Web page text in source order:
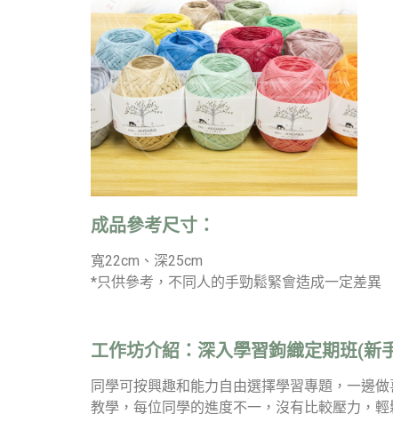
成品參考尺寸：
寬22cm、深25cm
*只供參考，不同人的手勁鬆緊會造成一定差異
工作坊介紹： 深入學習鉤織定期班(新
同學可按興趣和能力自由選擇學習專題，一邊
教學，每位同學的進度不一，沒有比較壓力，輕